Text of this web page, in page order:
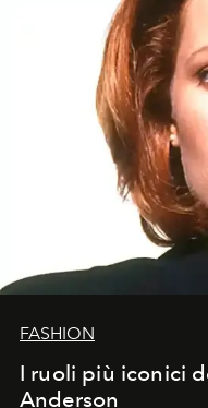
FASHION
I ruoli più iconici
Anderson